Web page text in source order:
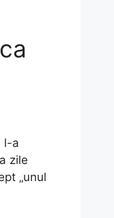
l-a
zile
„unul